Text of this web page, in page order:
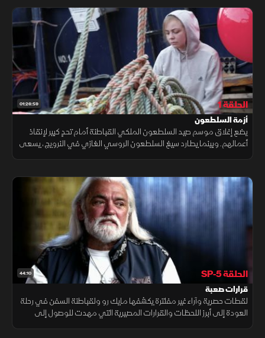
01:26:59 الحلقة 1
أزمة السلطعون
يضع إغلاق موسم صيد السلطعون الملكي القباطنة أمام تحدٍ كبير لإنقاذ
أعمالهم. وبينما يطارد سيغ السلطعون الروسي الغازي في النرويج، يسعى
44:10 الحلقة SP-5
قرارات صعبة
لقطات حصرية وآراء غير مفلترة يكشفها مايك رو ولقباطنة السفن في رحلة
العودة إلى أبرز اللحظات والقرارات المصيرية التي مهدت للوصول إلى